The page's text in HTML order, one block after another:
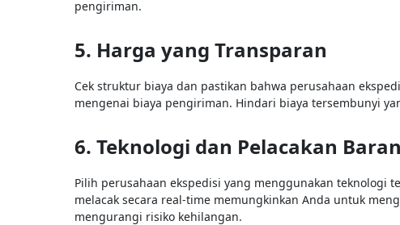
pengiriman.
5. Harga yang Transparan
Cek struktur biaya dan pastikan bahwa perusahaan
mengenai biaya pengiriman. Hindari biaya tersembunyi
6. Teknologi dan Pelacakan
Pilih perusahaan ekspedisi yang menggunakan teknologi
melacak secara real-time memungkinkan Anda untuk
mengurangi risiko kehilangan.